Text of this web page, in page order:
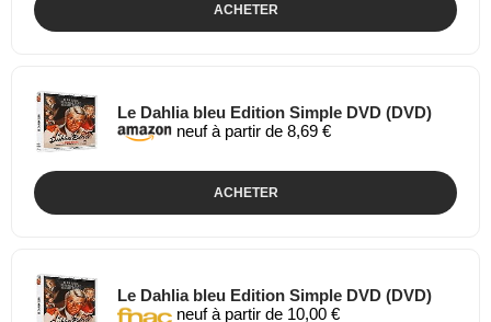
ACHETER
Le Dahlia bleu Edition Simple DVD (DVD)
neuf à partir de 8,69 €
ACHETER
Le Dahlia bleu Edition Simple DVD (DVD)
neuf à partir de 10,00 €